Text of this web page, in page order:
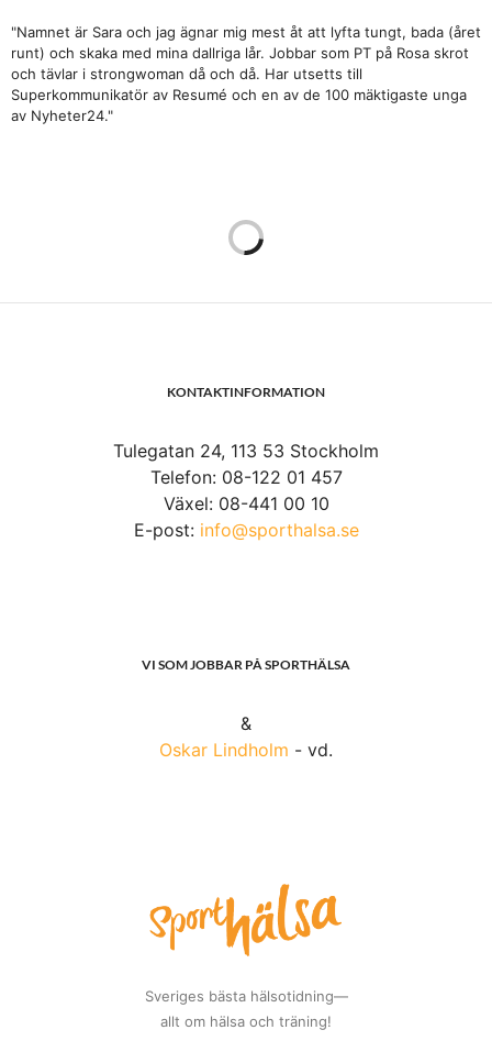
"Namnet är Sara och jag ägnar mig mest åt att lyfta tungt, bada (året
runt) och skaka med mina dallriga lår. Jobbar som PT på Rosa skrot
och tävlar i strongwoman då och då. Har utsetts till
Superkommunikatör av Resumé och en av de 100 mäktigaste unga
av Nyheter24."
KONTAKTINFORMATION
Tulegatan 24, 113 53 Stockholm
Telefon: 08-122 01 457
Växel: 08-441 00 10
E-post: info@sporthalsa.se
VI SOM JOBBAR PÅ SPORTHÄLSA
&
Oskar Lindholm - vd.
Sveriges bästa hälsotidning—
allt om hälsa och träning!